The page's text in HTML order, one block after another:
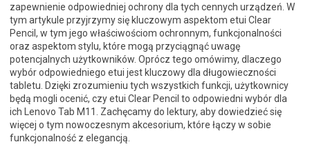
zapewnienie odpowiedniej ochrony dla tych cennych urządzeń. W
tym artykule przyjrzymy się kluczowym aspektom etui Clear
Pencil, w tym jego właściwościom ochronnym, funkcjonalności
oraz aspektom stylu, które mogą przyciągnąć uwagę
potencjalnych użytkowników. Oprócz tego omówimy, dlaczego
wybór odpowiedniego etui jest kluczowy dla długowieczności
tabletu. Dzięki zrozumieniu tych wszystkich funkcji, użytkownicy
będą mogli ocenić, czy etui Clear Pencil to odpowiedni wybór dla
ich Lenovo Tab M11. Zachęcamy do lektury, aby dowiedzieć się
więcej o tym nowoczesnym akcesorium, które łączy w sobie
funkcjonalność z elegancją.